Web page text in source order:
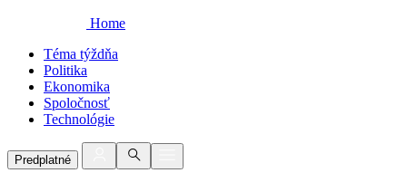
Home
Téma týždňa
Politika
Ekonomika
Spoločnosť
Technológie
Predplatné